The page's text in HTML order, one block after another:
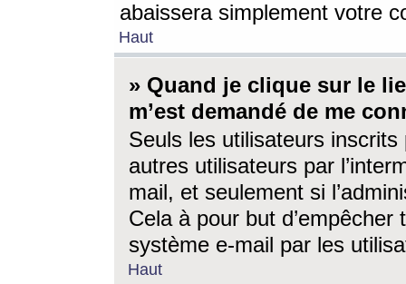
abaissera simplement votre
Haut
» Quand je clique sur le
m’est demandé de me
Seuls les utilisateurs
autres utilisateurs par
mail, et seulement si
Cela à pour but
système e-mail par les
Haut